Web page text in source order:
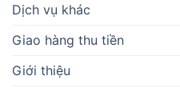
Dịch vụ khác
Giao hàng thu tiền
Giới thiệu